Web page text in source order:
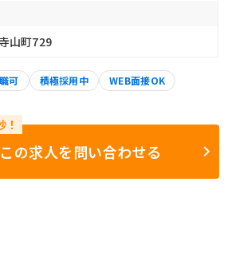
山町729
可 積極採用中
WEB面接OK
この求人を問い合わせる